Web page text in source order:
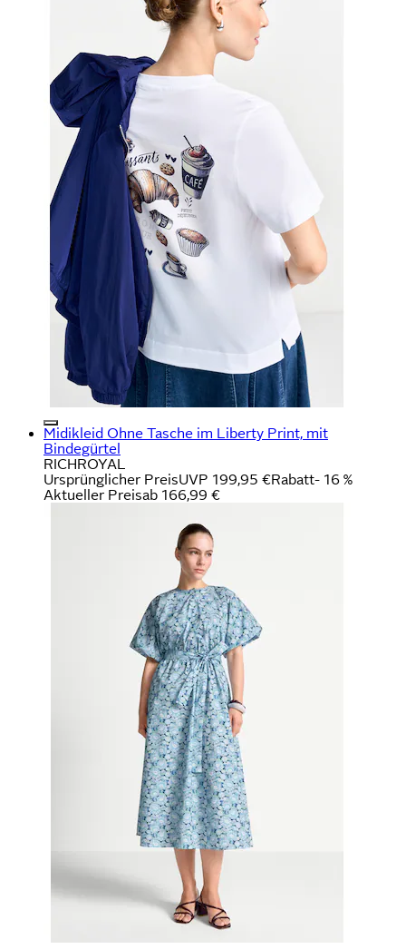
Midikleid Ohne Tasche im Liberty Print, mit
Bindegürtel
RICHROYAL
Ursprünglicher PreisUVP 199,95 €Rabatt- 16 %
Aktueller Preisab 166,99 €